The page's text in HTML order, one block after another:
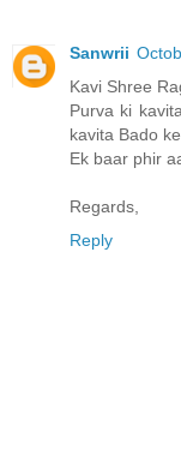
Sanwrii
Kavi Shree
Purva ki
kavita Bado
Ek baar phir
Regards,
Reply